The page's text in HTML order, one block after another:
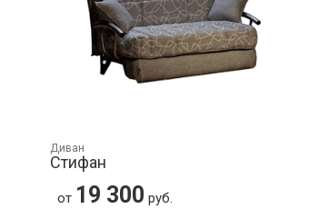
Диван
Стифан
от 19 300 руб.